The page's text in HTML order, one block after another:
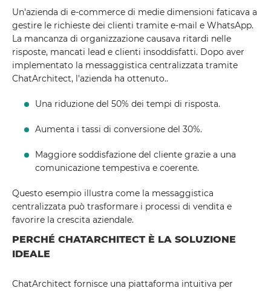
Un'azienda di e-commerce di medie dimensioni faticava a
gestire le richieste dei clienti tramite e-mail e WhatsApp.
La mancanza di organizzazione causava ritardi nelle
risposte, mancati lead e clienti insoddisfatti. Dopo aver
implementato la messaggistica centralizzata tramite
ChatArchitect, l'azienda ha ottenuto..
Una riduzione del 50% dei tempi di risposta.
Aumenta i tassi di conversione del 30%.
Maggiore soddisfazione del cliente grazie a una
comunicazione tempestiva e coerente.
Questo esempio illustra come la messaggistica
centralizzata può trasformare i processi di vendita e
favorire la crescita aziendale.
PERCHÉ CHATARCHITECT È LA SOLUZIONE
IDEALE
ChatArchitect fornisce una piattaforma intuitiva per